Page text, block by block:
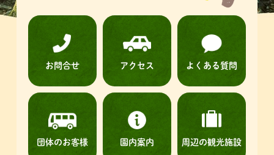
お問合せ アクセス よくある質問
団体のお客様 園内案内 周辺の観光施設